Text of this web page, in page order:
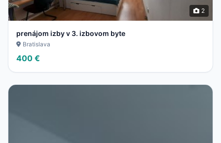
2
prenájom izby v 3. izbovom byte
Bratislava
400 €